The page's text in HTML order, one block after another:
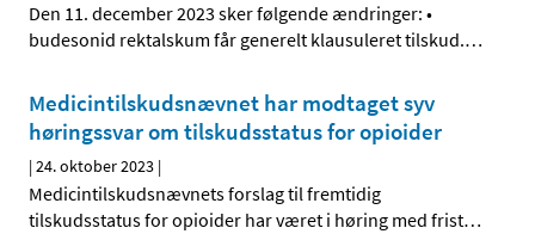
Den 11. december 2023 sker følgende ændringer: •
budesonid rektalskum får generelt klausuleret tilskud.…
Medicintilskudsnævnet har modtaget syv
høringssvar om tilskudsstatus for opioider
|24. oktober 2023 |
Medicintilskudsnævnets forslag til fremtidig
tilskudsstatus for opioider har været i høring med frist…